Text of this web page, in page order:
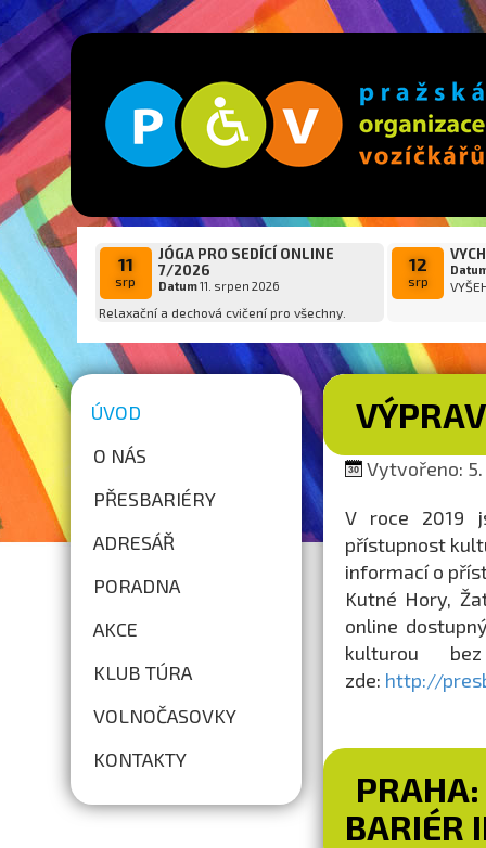
11
srp
JÓGA PRO SEDÍCÍ ONLINE
7/2026
Datum11. srpen 2026
Relaxační a dechová cvičení pro všechny.
12
srp
ÚVOD
O NÁS
PŘESBARIÉRY
ADRESÁŘ
PORADNA
AKCE
KLUB TÚRA
VOLNOČASOVKY
KONTAKTY
Vytvořeno: 5.
V roce 2019
přístupnost
informací o
Kutné Hory,
online
kulturou
zde: http://
PRAHA:
BARIÉR